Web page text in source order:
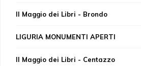
Il Maggio dei Libri - Brondo
LIGURIA MONUMENTI APERTI
Il Maggio dei Libri - Centazzo